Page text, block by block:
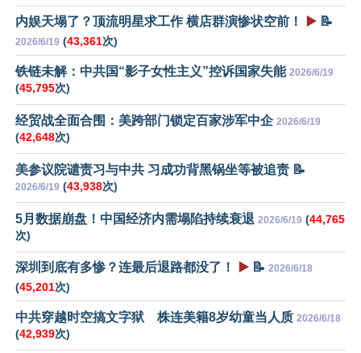
内娱天塌了？顶流明星求工作 横店群演惨状空前！ ▶️ 📝
2026/6/19 (43,361次)
铁链未解：中共国“影子女性主义”控诉国家失能 2026/6/19
(45,795次)
经贸战全面合围：美跨部门锁定百家涉军中企 2026/6/19
(42,648次)
美参议院谴责习与中共 习成功背黑锅坐等被追责 📝
2026/6/19 (43,938次)
5月数据崩盘！中国经济内需塌陷持续衰退 2026/6/19 (44,765
次)
深圳到底有多惨？连最后退路都没了！ ▶️ 📝 2026/6/18
(45,201次)
中共穿越时空搞文字狱 株连美籍8岁幼童当人质 2026/6/18
(42,939次)